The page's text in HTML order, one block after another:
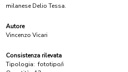
milanese Delio Tessa.
Autore
Vincenzo Vicari
Consistenza rilevata
Tipologia: fototipo/i